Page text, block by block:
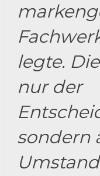
legte.
nur der
sondern